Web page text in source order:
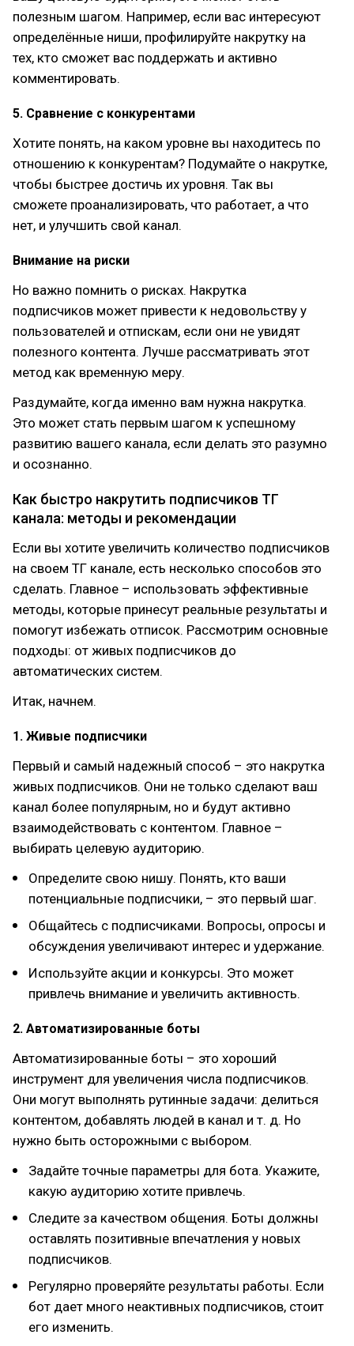
полезным шагом. Например, если вас интересуют
определённые ниши, профилируйте накрутку на
тех, кто сможет вас поддержать и активно
комментировать.
5. Сравнение с конкурентами
Хотите понять, на каком уровне вы находитесь по
отношению к конкурентам? Подумайте о накрутке,
чтобы быстрее достичь их уровня. Так вы
сможете проанализировать, что работает, а что
нет, и улучшить свой канал.
Внимание на риски
Но важно помнить о рисках. Накрутка
подписчиков может привести к недовольству у
пользователей и отпискам, если они не увидят
полезного контента. Лучше рассматривать этот
метод как временную меру.
Раздумайте, когда именно вам нужна накрутка.
Это может стать первым шагом к успешному
развитию вашего канала, если делать это разумно
и осознанно.
Как быстро накрутить подписчиков ТГ
канала: методы и рекомендации
Если вы хотите увеличить количество подписчиков
на своем ТГ канале, есть несколько способов это
сделать. Главное – использовать эффективные
методы, которые принесут реальные результаты и
помогут избежать отписок. Рассмотрим основные
подходы: от живых подписчиков до
автоматических систем.
Итак, начнем.
1. Живые подписчики
Первый и самый надежный способ – это накрутка
живых подписчиков. Они не только сделают ваш
канал более популярным, но и будут активно
взаимодействовать с контентом. Главное –
выбирать целевую аудиторию.
Определите свою нишу. Понять, кто ваши
потенциальные подписчики, – это первый шаг.
Общайтесь с подписчиками. Вопросы, опросы и
обсуждения увеличивают интерес и удержание.
Используйте акции и конкурсы. Это может
привлечь внимание и увеличить активность.
2. Автоматизированные боты
Автоматизированные боты – это хороший
инструмент для увеличения числа подписчиков.
Они могут выполнять рутинные задачи: делиться
контентом, добавлять людей в канал и т. д. Но
нужно быть осторожными с выбором.
Задайте точные параметры для бота. Укажите,
какую аудиторию хотите привлечь.
Следите за качеством общения. Боты должны
оставлять позитивные впечатления у новых
подписчиков.
Регулярно проверяйте результаты работы. Если
бот дает много неактивных подписчиков, стоит
его изменить.